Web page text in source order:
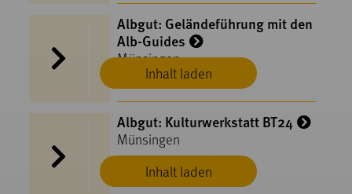
Inhalt laden
Albgut: Geländeführung mit den
Alb-Guides
Münsingen
Inhalt laden
Albgut: Kulturwerkstatt BT24
Münsingen